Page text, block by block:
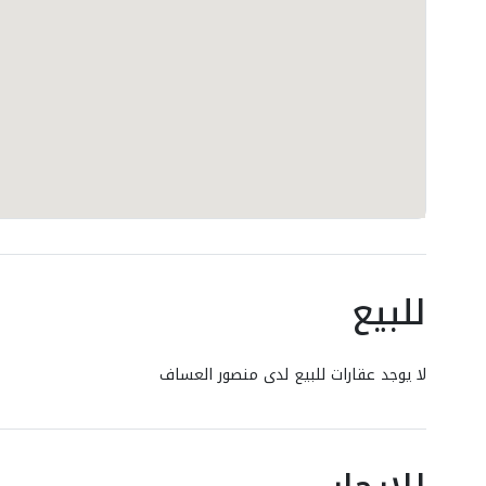
للبيع
لا يوجد عقارات للبيع لدى منصور العساف